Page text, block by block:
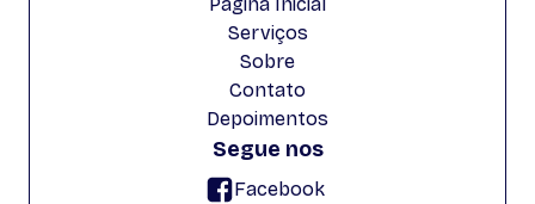
Serviços
Sobre
Contato
Depoimentos
Segue nos
Facebook